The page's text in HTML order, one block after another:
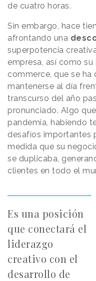
de cuatro horas.
Sin embargo, hace
afrontando una
superpotencia
empresa, así como
commerce, que se ha
mantenerse al día
transcurso del año
pronunciado. Algo
pandemia, habiendo
desafíos importantes
medida que su
se duplicaba,
clientes en todo el
Es una posición
que conectará el
liderazgo
creativo con el
desarrollo de